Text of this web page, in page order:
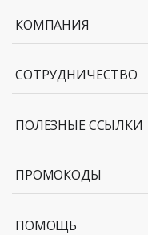
КОМПАНИЯ
СОТРУДНИЧЕСТВО
ПОЛЕЗНЫЕ ССЫЛКИ
ПРОМОКОДЫ
ПОМОЩЬ